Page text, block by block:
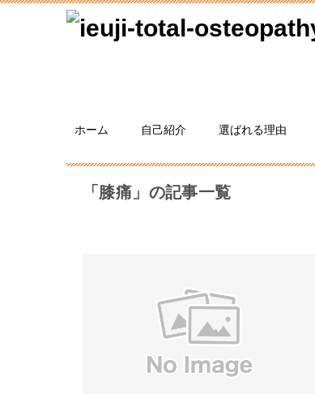
ホーム 自己紹介 選ばれる理由
「膝痛」の記事一覧